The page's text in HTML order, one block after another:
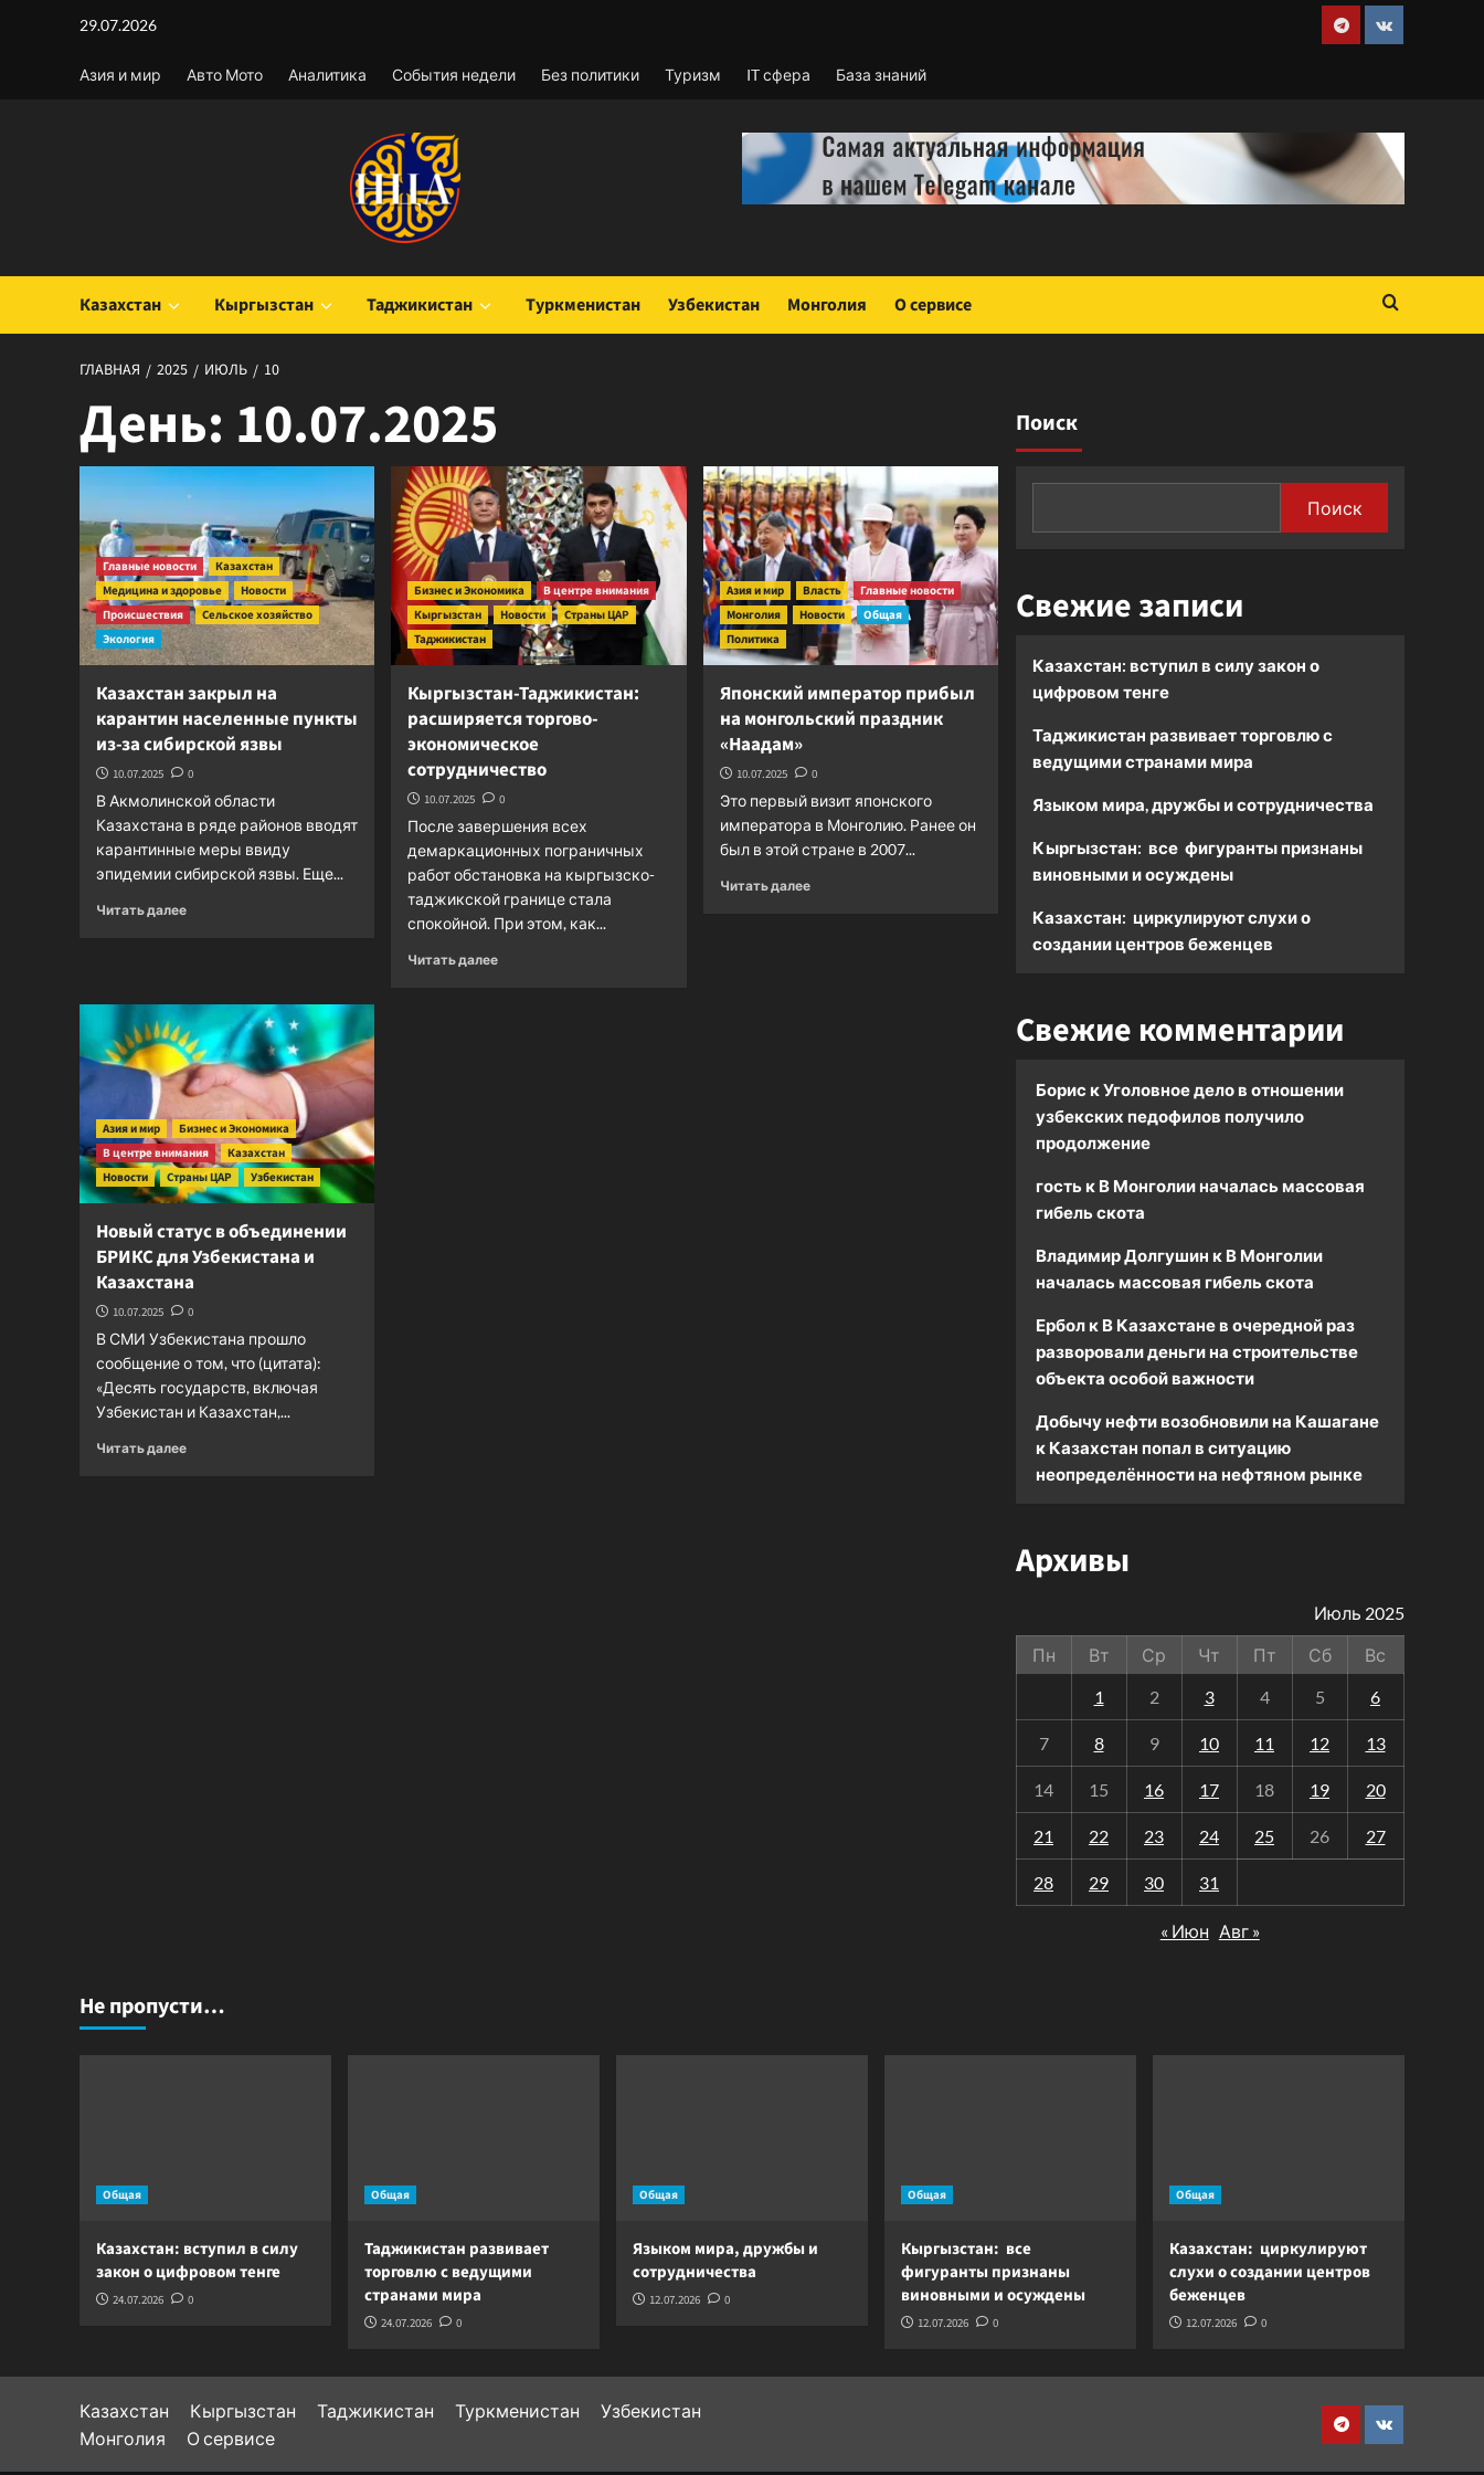
содержимому
29.07.2026
Азия и мир Авто Мото Аналитика События недели Без политики Туризм IT сфера База знаний
Telegram
VK
Казахстан Кыргызстан Таджикистан Туркменистан Узбекистан Монголия О сервисе
ГЛАВНАЯ 2025 ИЮЛЬ 10
День: 10.07.2025
Главные новости
Казахстан
Медицина и здоровье
Новости
Происшествия
Сельское хозяйство
Экология
Казахстан закрыл на
карантин населенные пункты
из-за сибирской язвы
10.07.2025 0
В Акмолинской области
Казахстана в ряде районов вводят
карантинные меры ввиду
эпидемии сибирской язвы. Еще...
Читать далееПрочитать
на
карантин
населенные
пункты
из-
за
сибирской
язвы
Бизнес и Экономика
В центре внимания
Кыргызстан
Новости
Страны ЦАР
Таджикистан
Кыргызстан-Таджикистан:
расширяется торгово-
экономическое
сотрудничество
10.07.2025 0
После завершения всех
демаркационных пограничных
работ обстановка на кыргызско-
таджикской границе стала
спокойной. При этом, как...
Читать далееПрочитать
Азия и мир Власть
Главные новости
Монголия
Новости
Общая
Политика
Японский император прибыл
на монгольский праздник
«Наадам»
10.07.2025 0
Это первый визит японского
императора в Монголию. Ранее он
был в этой стране в 2007...
Читать далееПрочитать
Азия и мир
Бизнес и Экономика
В центре внимания
Казахстан
Новости
Страны ЦАР Узбекистан
Новый статус в объединении
БРИКС для Узбекистана и
Казахстана
10.07.2025 0
В СМИ Узбекистана прошло
сообщение о том, что (цитата):
«Десять государств, включая
Узбекистан и Казахстан,...
Читать далееПрочитать
Поиск
Поиск
Свежие записи
Казахстан: вступил в силу закон о
цифровом тенге
Таджикистан развивает торговлю с
ведущими странами мира
Языком мира, дружбы и сотрудничества
Кыргызстан: все фигуранты признаны
виновными и осуждены
Казахстан: циркулируют слухи о
создании центров беженцев
Свежие комментарии
БорискУголовное дело в отношении
узбекских педофилов получило
продолжение
гостьк В Монголии началась массовая
гибель скота
Владимир Долгушин к В Монголии
началась массовая гибель скота
Ерболк В Казахстане в очередной раз
разворовали деньги на строительстве
объекта особой важности
Добычу нефти возобновили на Кашагане
к Казахстан попал в ситуацию
неопределённости на нефтяном рынке
Архивы
Июль 2025
Пн
Вт Ср Чт Пт Сб
Вс
1
2 3 4 5 6
7 8 9 10 11 12 13
14 15 16 17 18 19 20
21 22 23 24 25 26 27
28 29 30 31
« Июн Авг »
Не пропусти…
Общая
Казахстан: вступил в силу
закон о цифровом тенге
24.07.2026 0
Общая
Таджикистан развивает
торговлю с ведущими
странами мира
24.07.2026 0
Общая
Языком мира, дружбы и
сотрудничества
12.07.2026 0
Общая
Кыргызстан: все
фигуранты признаны
виновными и осуждены
12.07.2026 0
Общая
Казахстан: циркулируют
слухи о создании центров
беженцев
12.07.2026 0
Казахстан Кыргызстан Таджикистан Туркменистан
Узбекистан
Монголия
О сервисе Telegram
VK